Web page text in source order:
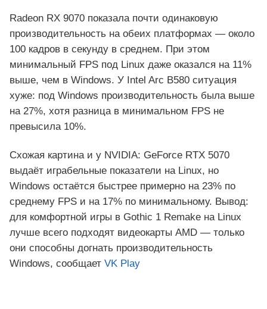
Radeon RX 9070 показала почти одинаковую
производительность на обеих платформах — около
100 кадров в секунду в среднем. При этом
минимальный FPS под Linux даже оказался на 11%
выше, чем в Windows. У Intel Arc B580 ситуация
хуже: под Windows производительность была выше
на 27%, хотя разница в минимальном FPS не
превысила 10%.
Схожая картина и у NVIDIA: GeForce RTX 5070
выдаёт играбельные показатели на Linux, но
Windows остаётся быстрее примерно на 23% по
среднему FPS и на 17% по минимальному. Вывод:
для комфортной игры в Gothic 1 Remake на Linux
лучше всего подходят видеокарты AMD — только
они способны догнать производительность
Windows, сообщает VK Play